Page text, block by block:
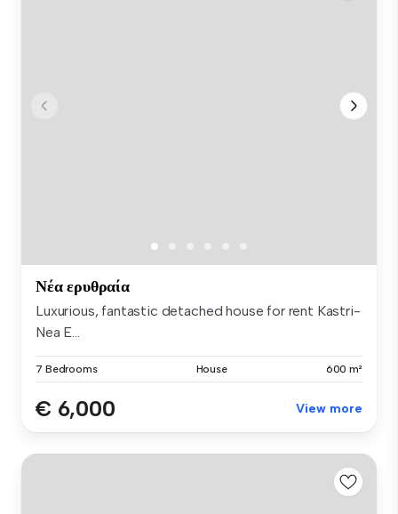
Νέα ερυθραία
Luxurious, fantastic detached house for rent Kastri-
Nea E...
7 Bedrooms House 600 m²
€ 6,000 View more